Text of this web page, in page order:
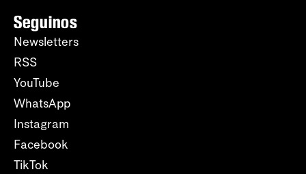
Seguinos
Newsletters
RSS
YouTube
WhatsApp
Instagram
Facebook
TikTok